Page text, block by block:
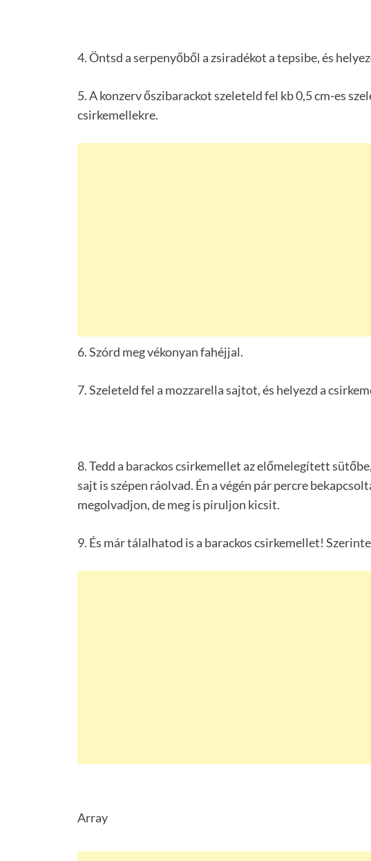
4. Öntsd a serpenyőből a zsiradékot a tepsibe, és
5. A konzerv őszibarackot szeleteld fel kb 0,5 cm-es
csirkemellekre.
6. Szórd meg vékonyan fahéjjal.
7. Szeleteld fel a mozzarella sajtot, és helyezd a
8. Tedd a barackos csirkemellet az előmelegített
sajt is szépen ráolvad. Én a végén pár percre
megolvadjon, de meg is piruljon kicsit.
9. És már tálalhatod is a barackos csirkemellet!
Array